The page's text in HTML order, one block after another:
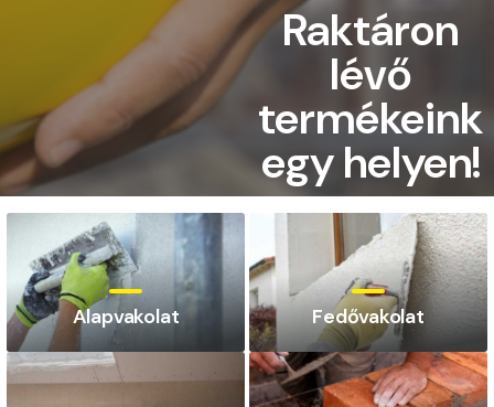
Raktáron
lévő
termékeink
egy helyen!
A termékek megtekintéséhez
kattintson a részletekre!
Részletek
Alapvakolat Fedővakolat